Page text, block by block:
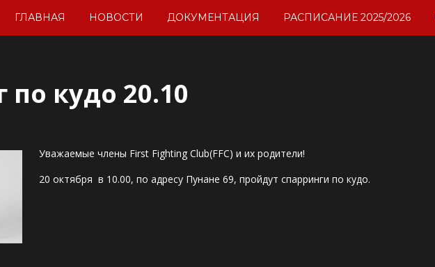
ГЛАВНАЯ НОВОСТИ ДОКУМЕНТАЦИЯ РАСПИСАНИЕ 2025/2026
по кудо 20.10
Уважаемые члены First Fighting Club(FFC) и их родители!
20 октября в 10.00, по адресу Пунане 69, пройдут спарринги по кудо.